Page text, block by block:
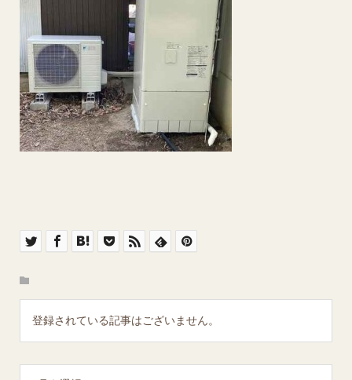
登録されている記事はございません。